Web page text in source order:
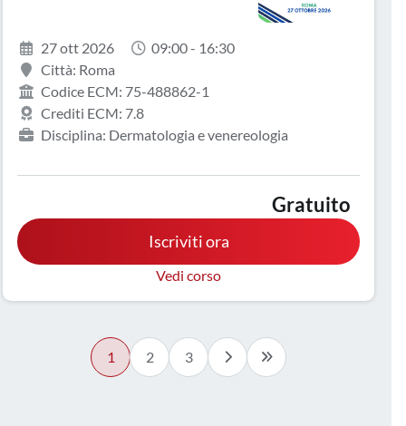
27 ott 2026
09:00 - 16:30
Città: Roma
Codice ECM: 75-488862-1
Crediti ECM: 7.8
Disciplina: Dermatologia e venereologia
Gratuito
Iscriviti ora
Vedi corso
1 2 3